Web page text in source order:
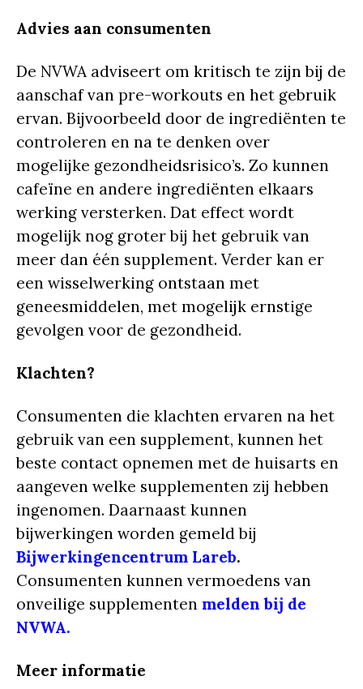
Advies aan consumenten
De NVWA adviseert om kritisch te zijn bij de
aanschaf van pre-workouts en het gebruik
ervan. Bijvoorbeeld door de ingrediënten te
controleren en na te denken over
mogelijke gezondheidsrisico’s. Zo kunnen
cafeïne en andere ingrediënten elkaars
werking versterken. Dat effect wordt
mogelijk nog groter bij het gebruik van
meer dan één supplement. Verder kan er
een wisselwerking ontstaan met
geneesmiddelen, met mogelijk ernstige
gevolgen voor de gezondheid.
Klachten?
Consumenten die klachten ervaren na het
gebruik van een supplement, kunnen het
beste contact opnemen met de huisarts en
aangeven welke supplementen zij hebben
ingenomen. Daarnaast kunnen
bijwerkingen worden gemeld bij
Bijwerkingencentrum Lareb.
Consumenten kunnen vermoedens van
onveilige supplementen melden bij de
NVWA.
Meer informatie